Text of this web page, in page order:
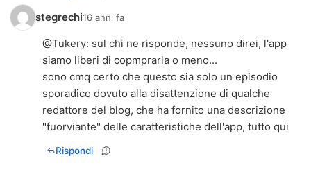
stegrechi16 anni fa
@Tukery: sul chi ne risponde, nessuno direi, l'app
siamo liberi di copmprarla o meno...
sono cmq certo che questo sia solo un episodio
sporadico dovuto alla disattenzione di qualche
redattore del blog, che ha fornito una descrizione
"fuorviante" delle caratteristiche dell'app, tutto qui
Rispondi